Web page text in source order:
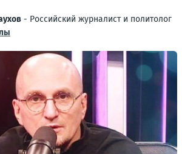
- Российский журналист и политолог